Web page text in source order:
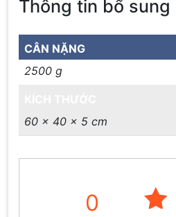
Thông tin bổ sung
CÂN NẶNG
2500 g
60 × 40 × 5 cm
0